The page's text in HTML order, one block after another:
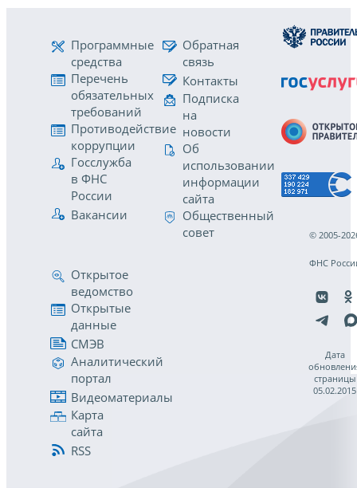
Программные
средства
Перечень
обязательных
требований
Противодействие
коррупции
Госслужба
в ФНС
России
Вакансии
Обратная
связь
Контакты
Подписка
на
новости
Об
использовании
информации
сайта
Общественный
совет
Открытое
ведомство
Открытые
данные
СМЭВ
Аналитический
портал
Видеоматериалы
Карта
сайта
RSS
© 2005-
ФНС
Дата
страницы
05.02.2015